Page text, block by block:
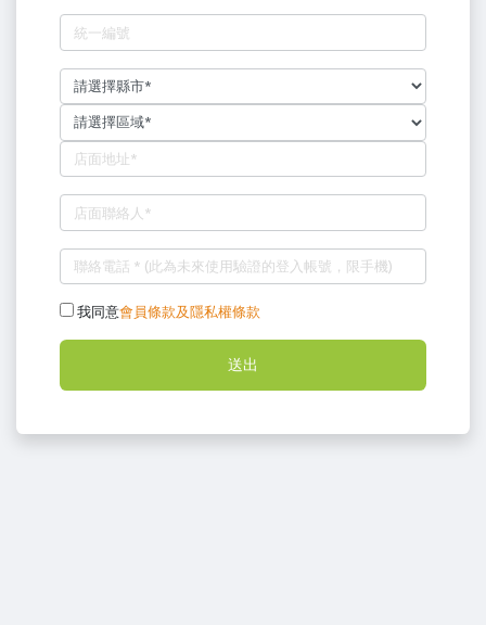
我同意會員條款及隱私權條款
送出